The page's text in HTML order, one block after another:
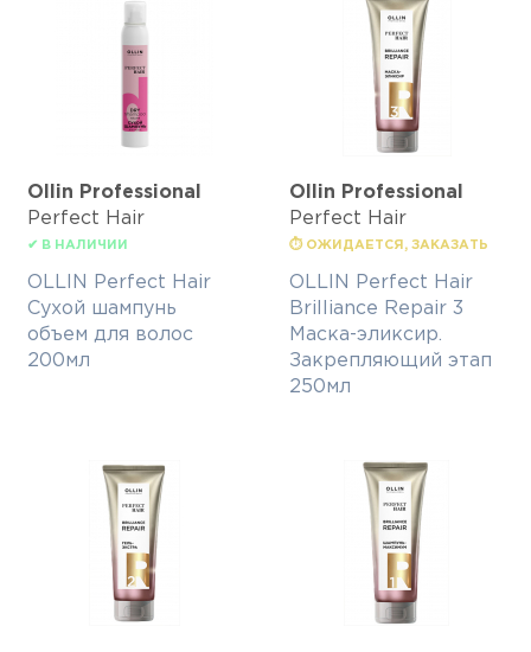
Ollin Professional
Perfect Hair
✔ В НАЛИЧИИ
OLLIN Perfect Hair
Сухой шампунь
объем для волос
200мл
Ollin Professional
Perfect Hair
⏱ ОЖИДАЕТСЯ, ЗАКАЗАТЬ
OLLIN Perfect Hair
Brilliance Repair 3
Маска-эликсир.
Закрепляющий этап
250мл